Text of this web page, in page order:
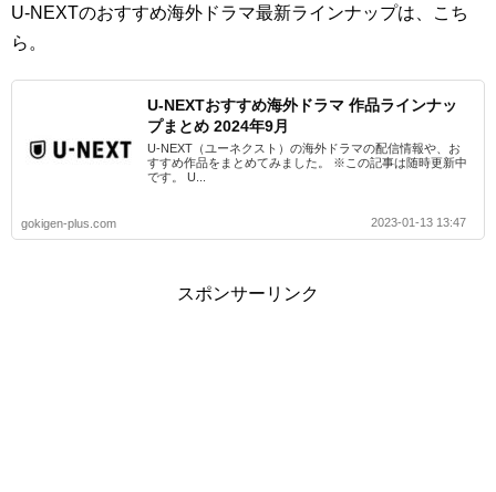
U-NEXTのおすすめ海外ドラマ最新ラインナップは、こち
ら。
U-NEXTおすすめ海外ドラマ 作品ラインナッ
プまとめ 2024年9月
U-NEXT（ユーネクスト）の海外ドラマの配信情報や、お
すすめ作品をまとめてみました。 ※この記事は随時更新中
です。 U...
gokigen-plus.com 2023-01-13 13:47
スポンサーリンク